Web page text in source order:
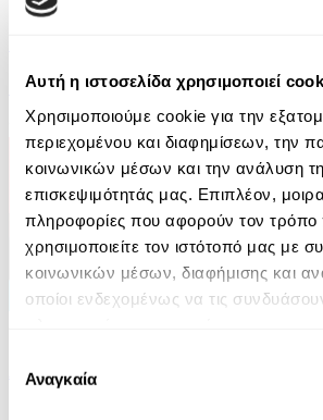
Αυτή η ιστοσελίδα χρησιμοποιεί
Χρησιμοποιούμε cookie για την
περιεχομένου και διαφημίσεων, την
κοινωνικών μέσων και την ανάλυση
επισκεψιμότητάς μας. Επιπλέον,
πληροφορίες που αφορούν τον τρόπο
χρησιμοποιείτε τον ιστότοπό μας με
κοινωνικών μέσων, διαφήμισης και
οποίοι ενδεχομένως να τις
των υπηρεσιών τους.
συγκατάθεσης
Αναγκαία
Τάσος Κοντογιαννίδης
9.99€
Από ήλιο σε ήλιο: Αποσπερίτης